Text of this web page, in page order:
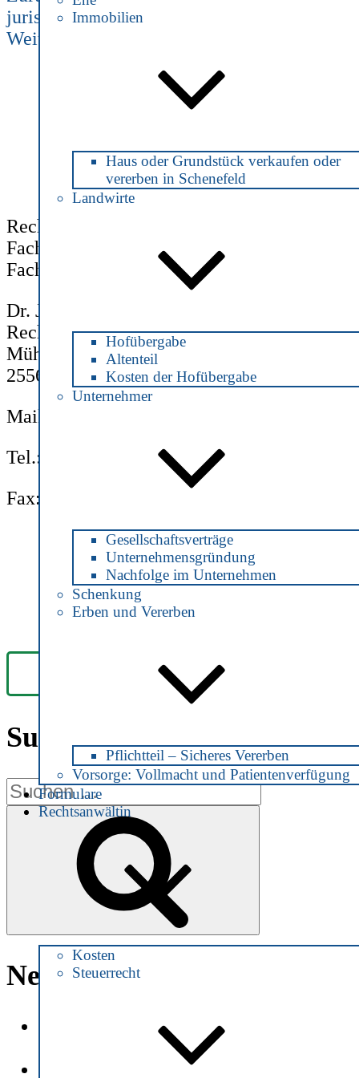
Immobilien
Haus oder Grundstück verkaufen oder
vererben in Schenefeld
Landwirte
Hofübergabe
Altenteil
Kosten der Hofübergabe
Unternehmer
Gesellschaftsverträge
Unternehmensgründung
Nachfolge im Unternehmen
Schenkung
Erben und Vererben
Pflichtteil – Sicheres Vererben
Vorsorge: Vollmacht und Patientenverfügung
Formulare
Rechtsanwältin
Kosten
Steuerrecht
juristische Person
Nächster
Weiter
Rechtsanwältin und Notarin
Fachanwältin für Steuerrecht
Fachanwältin für Verkehrsrecht
Dr. Julia Jonas
Rechtsanwältin und Notarin
Mühlenstraße 2
25560 Schenefeld
Mail:
Tel.: 04892 / 890 8160
Fax: 04892 / 890 8162
Anfrage | Termin
Suche
Suche
nach:
Neueste Beiträge
Patientenverfügung zu Zeiten von
Alkohol am Steuer – ab welchem